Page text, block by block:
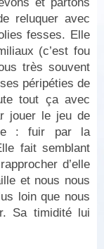
reluquer avec
fesses. Elle
(c’est fou
très souvent
péripéties de
tout ça avec
jouer le jeu de
: fuir par la
fait semblant
d’elle
et nous nous
loin que nous
Sa timidité lui